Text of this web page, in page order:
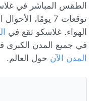
توقعات 7 يومًا،
الهواء. غلاسكو تقع في
في جميع المدن الكبرى
المدن الآن حول العالم.